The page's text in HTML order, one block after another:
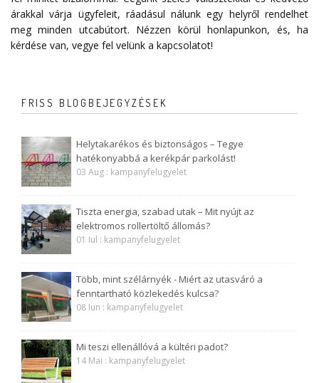
árakkal várja ügyfeleit, ráadásul nálunk egy helyről rendelhet
meg minden utcabútort. Nézzen körül honlapunkon, és, ha
kérdése van, vegye fel velünk a kapcsolatot!
FRISS BLOGBEJEGYZÉSEK
Helytakarékos és biztonságos – Tegye
hatékonyabbá a kerékpár parkolást!
03 Aug : kampanyfelugyelet
Tiszta energia, szabad utak – Mit nyújt az
elektromos rollertöltő állomás?
01 Iul : kampanyfelugyelet
Több, mint szélárnyék - Miért az utasváró a
fenntartható közlekedés kulcsa?
08 Iun : kampanyfelugyelet
Mi teszi ellenállóvá a kültéri padot?
14 Mai : kampanyfelugyelet